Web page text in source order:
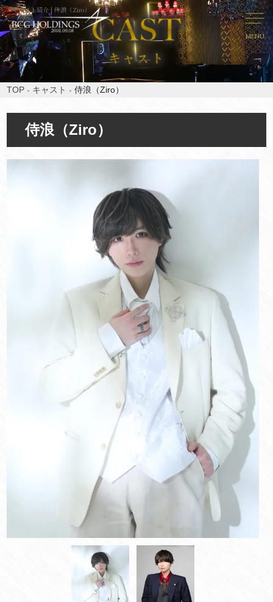
キャスト紹介 | 侍浪（Ziro）
MENU
TOP キャスト 侍浪（Ziro）
侍浪（Ziro）